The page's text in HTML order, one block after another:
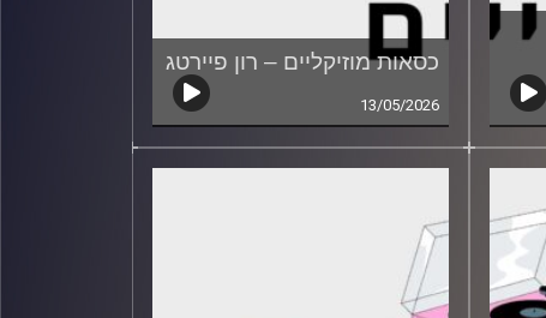
כסאות מוזיקליים – רון פיירטג
13/05/2026